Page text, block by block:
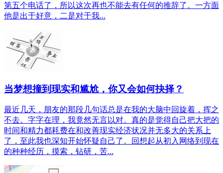
第五个电话了，所以这次再也不能去有任何的推辞了。一方面
他是出于好意，二是对于我...
当梦想撞到现实和尴尬，你又会如何抉择？
最近几天，朋友的那段几句话总是在我的大脑中回旋着，挥之
不去。字字在理，我竟然无言以对。真的是觉得自己把大把的
时间和精力都耗费在和改善现实经济状况并无多大的关系上
了，至此我也深知开始怀疑自己了。回想起从初入网络到现在
的种种经历，摸索，钻研，苦...